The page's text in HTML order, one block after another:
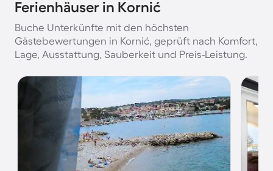
Ferienhäuser in Kornić
Buche Unterkünfte mit den höchsten
Gästebewertungen in Kornić, geprüft nach Komfort,
Lage, Ausstattung, Sauberkeit und Preis-Leistung.